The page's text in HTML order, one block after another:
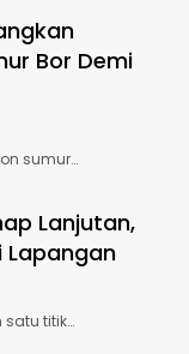
Bor Demi
sumur…
Lanjutan,
Lapangan
satu titik…